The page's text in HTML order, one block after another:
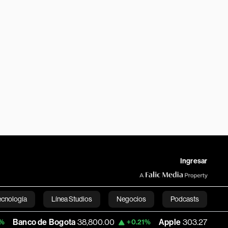
Ingresar
Línea Studios Negocios Podcasts
English
de Bogota 38,800.00 +0.21% Apple 303.27 -1.74%